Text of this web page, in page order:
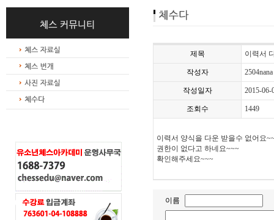
제목 이력서
작성자 2504nana
작성일자 2015-06-
조회수 1449
이력서 양식을 다운 받을수 없어요
권한이 없다고 하네요~~~
확인해주세요~~~
이름